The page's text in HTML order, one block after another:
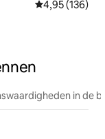
Gemiddelde
4,95 (136)
in de